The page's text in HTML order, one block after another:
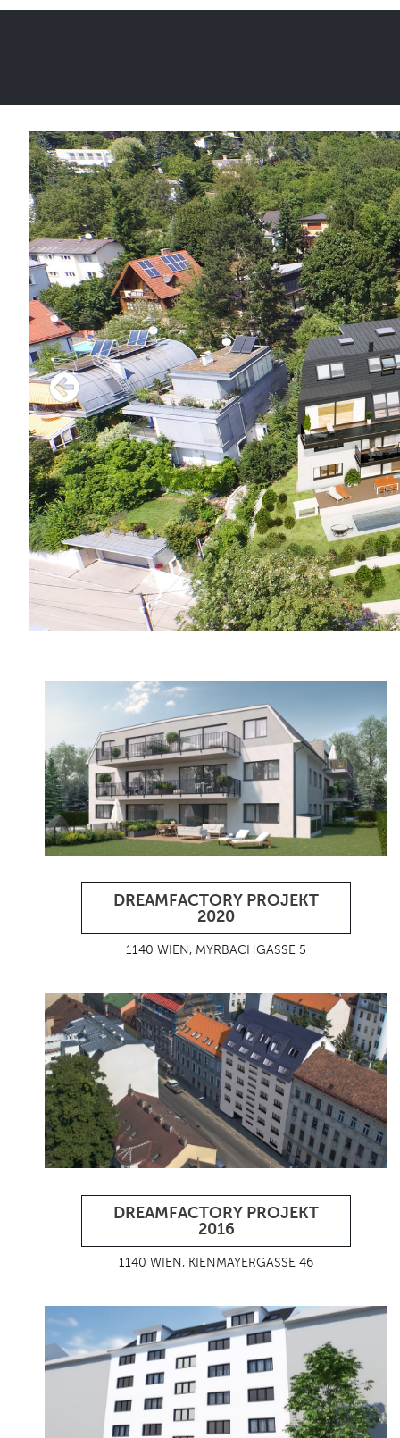
DREAMFACTORY PROJEKT
2020
1140 WIEN, MYRBACHGASSE 5
DREAMFACTORY PROJEKT
2016
1140 WIEN, KIENMAYERGASSE 46